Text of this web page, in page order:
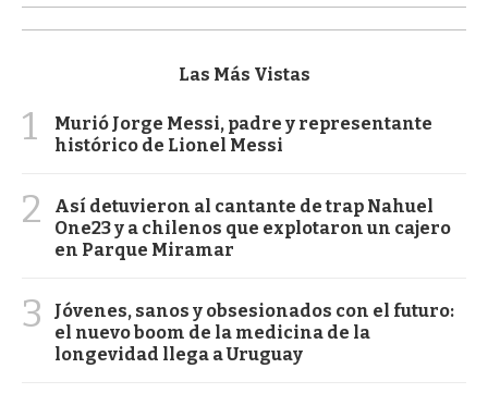
Las Más Vistas
1
Murió Jorge Messi, padre y representante
histórico de Lionel Messi
2
Así detuvieron al cantante de trap Nahuel
One23 y a chilenos que explotaron un cajero
en Parque Miramar
3
Jóvenes, sanos y obsesionados con el futuro:
el nuevo boom de la medicina de la
longevidad llega a Uruguay